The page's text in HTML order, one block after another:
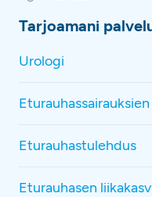
Tarjoamani
Urologi
Eturauhastulehdus
Eturauhasen